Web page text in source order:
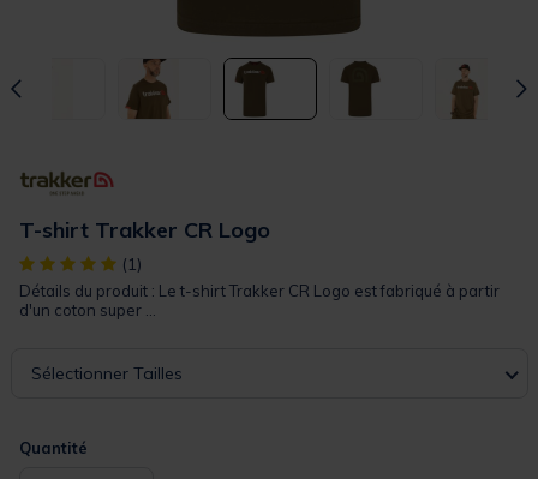
T-shirt Trakker CR Logo
[object Object] out of 5 Customer Rating
(1)
Détails du produit : Le t-shirt Trakker CR Logo est fabriqué à partir
d'un coton super ...
Sélectionner Tailles
Quantité